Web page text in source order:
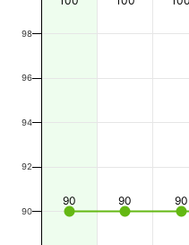
90 90 90
90
92
94
96
98